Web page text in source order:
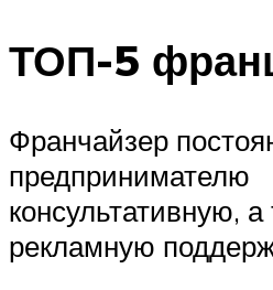
ТОП-5
Франчайзер
предпринимателю
консультативную, а
рекламную